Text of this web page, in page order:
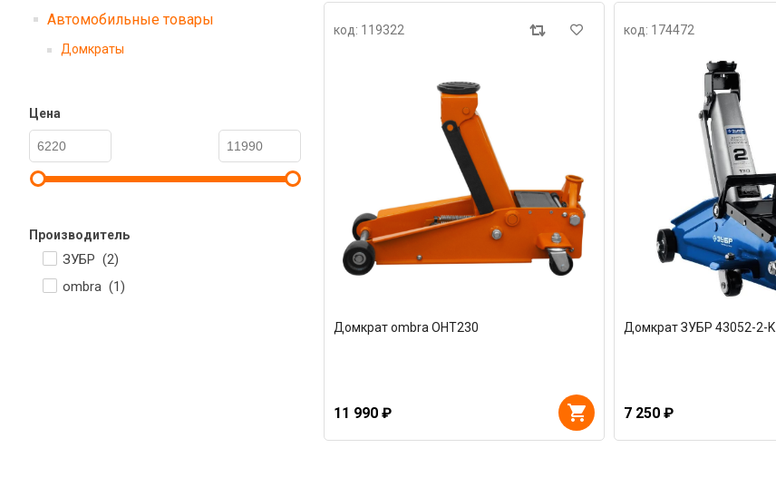
Автомобильные товары
Домкраты
Цена
Производитель
ЗУБР (2)
ombra (1)
код: 119322
Домкрат ombra OHT230
11 990 ₽
код: 174472
Домкрат ЗУБР 43052-2-K
7 250 ₽